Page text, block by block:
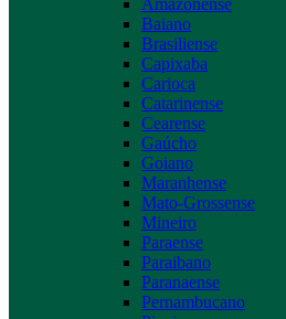
Baiano
Brasiliense
Capixaba
Carioca
Catarinense
Cearense
Gaúcho
Goiano
Maranhense
Mato-Grossense
Mineiro
Paraense
Paraibano
Paranaense
Pernambucano